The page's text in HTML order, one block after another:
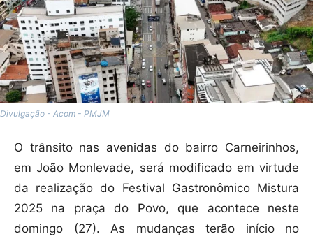
Divulgação - Acom - PMJM
O trânsito nas avenidas do bairro Carneirinhos,
em João Monlevade, será modificado em virtude
da realização do Festival Gastronômico Mistura
2025 na praça do Povo, que acontece neste
domingo (27). As mudanças terão início no